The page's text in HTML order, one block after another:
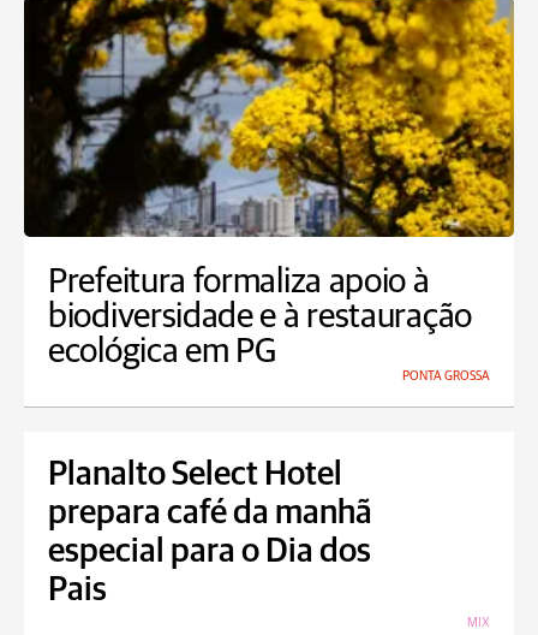
Prefeitura formaliza apoio à
biodiversidade e à restauração
ecológica em PG
PONTA GROSSA
Planalto Select Hotel
prepara café da manhã
especial para o Dia dos
Pais
MIX